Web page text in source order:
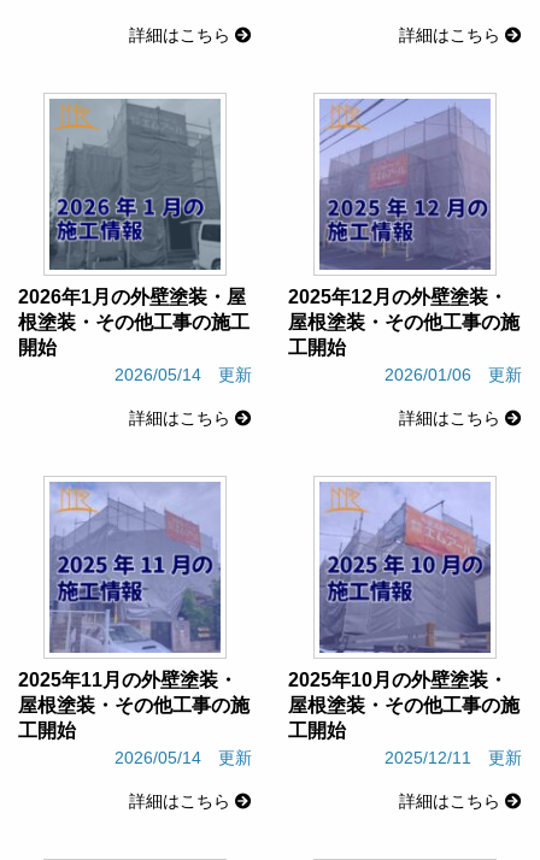
詳細はこちら 詳細はこちら
2026年1月の外壁塗装・屋
根塗装・その他工事の施工
開始
2026/05/14 更新
詳細はこちら
2025年12月の外壁塗装・
屋根塗装・その他工事の施
工開始
2026/01/06 更新
詳細はこちら
2025年11月の外壁塗装・
屋根塗装・その他工事の施
工開始
2026/05/14 更新
詳細はこちら
2025年10月の外壁塗装・
屋根塗装・その他工事の施
工開始
2025/12/11 更新
詳細はこちら